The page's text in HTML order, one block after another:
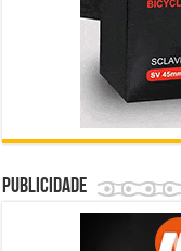
Publicidade